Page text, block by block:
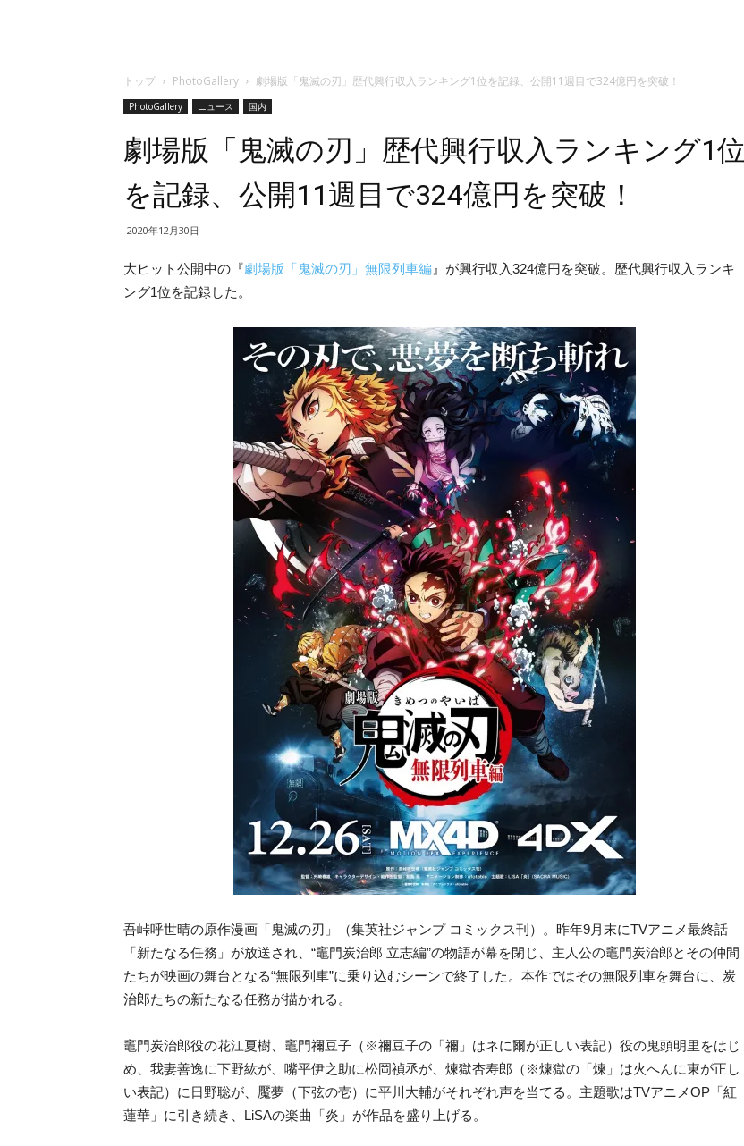
トップ PhotoGallery 劇場版「鬼滅の刃」歴代興行収入ランキング1位を記録、公開11週目で324億円を突破！
PhotoGallery ニュース 国内
劇場版「鬼滅の刃」歴代興行収入ランキング1位
を記録、公開11週目で324億円を突破！
2020年12月30日
大ヒット公開中の『劇場版「鬼滅の刃」無限列車編 』が興行収入324億円を突破。歴代興行収入ランキ
ング1位を記録した。
吾峠呼世晴の原作漫画「鬼滅の刃」（集英社ジャンプ コミックス刊）。昨年9月末にTVアニメ最終話
「新たなる任務」が放送され、“竈門炭治郎 立志編”の物語が幕を閉じ、主人公の竈門炭治郎とその仲間
たちが映画の舞台となる“無限列車”に乗り込むシーンで終了した。本作ではその無限列車を舞台に、炭
治郎たちの新たなる任務が描かれる。
竈門炭治郎役の花江夏樹、竈門禰豆子（※禰豆子の「禰」はネに爾が正しい表記）役の鬼頭明里をはじ
め、我妻善逸に下野紘が、嘴平伊之助に松岡禎丞が、煉獄杏寿郎（※煉獄の「煉」は火へんに東が正し
い表記）に日野聡が、魘夢（下弦の壱）に平川大輔がそれぞれ声を当てる。主題歌はTVアニメOP「紅
蓮華」に引き続き、LiSAの楽曲「炎」が作品を盛り上げる。